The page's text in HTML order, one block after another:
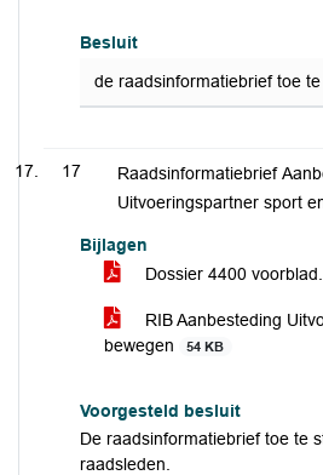
Besluit
de raadsinformatiebrief toe
17
Raadsinformatiebrief
Uitvoeringspartner sport
Bijlagen
Dossier 4400
RIB Aanbesteding
bewegen
54 KB
Voorgesteld besluit
De raadsinformatiebrief toe te
raadsleden.